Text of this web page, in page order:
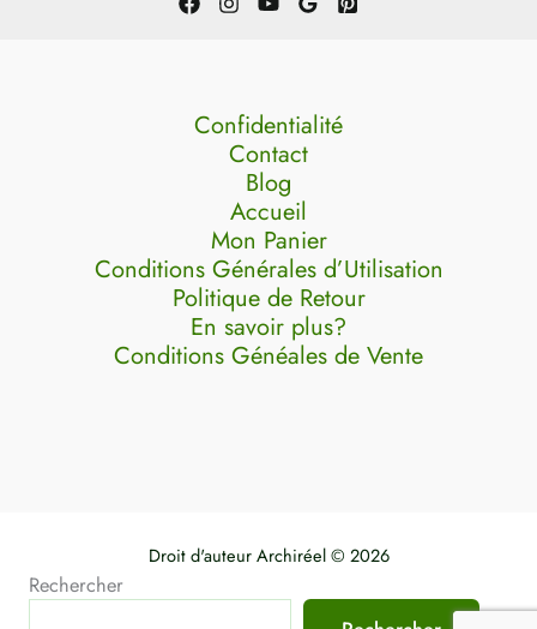
Confidentialité
Contact
Blog
Accueil
Mon Panier
Conditions Générales d’Utilisation
Politique de Retour
En savoir plus?
Conditions Généales de Vente
Droit d'auteur Archiréel © 2026
Rechercher